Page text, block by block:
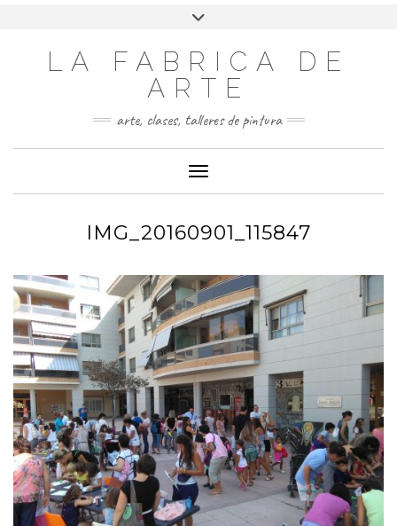
LA FABRICA DE
ARTE
arte, clases, talleres de pintura
Cambiar modo de navegación
IMG_20160901_115847